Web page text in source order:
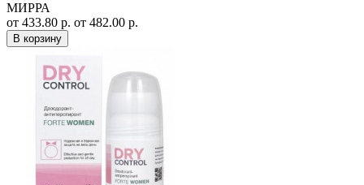
МИРРА
от 433.80 р. от 482.00 р.
В корзину